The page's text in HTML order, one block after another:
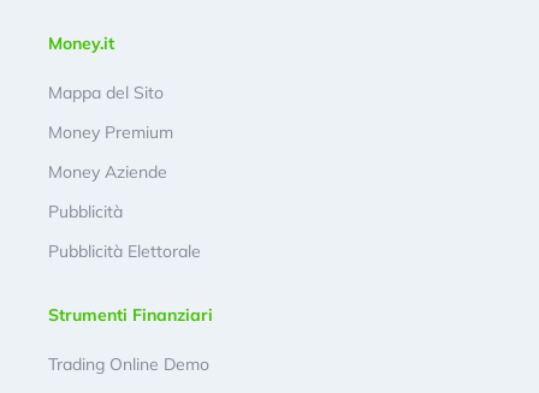
Money.it
Mappa del Sito
Money Premium
Money Aziende
Pubblicità
Pubblicità Elettorale
Strumenti Finanziari
Trading Online Demo